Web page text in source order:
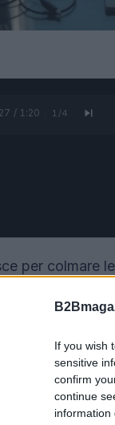
If you wish
sensitive
confirm
continue
information
/ 1:20 1 /4
per colmare
un elemento
da servizi
a diventare
e le regole